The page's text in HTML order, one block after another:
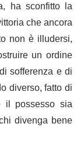
ha sconfitto la
che ancora
non è illudersi,
un ordine
sofferenza e di
diverso, fatto di
il possesso sia
divenga bene